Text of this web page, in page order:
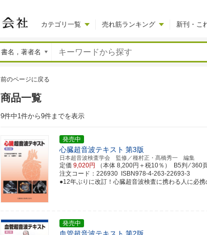
カテゴリ一覧 売れ筋ランキング 新刊・こ
前のページに戻る
商品一覧
9件中1件から9件までを表示
発売中
心臓超音波テキスト 第3版
日本超音波検査学会 監修／種村正・髙橋秀一 編集
定価 9,020円 （本体 8,200円＋税10％） B5判 ⁄ 360
注文コード：226930 ISBN978-4-263-22693-3
●12年ぶりに改訂！心臓超音波検査に携わる人に必
発売中